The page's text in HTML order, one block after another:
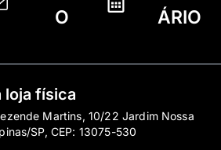
O
ÁRIO
loja física
Martins, 10/22 Jardim Nossa
SP, CEP: 13075-530